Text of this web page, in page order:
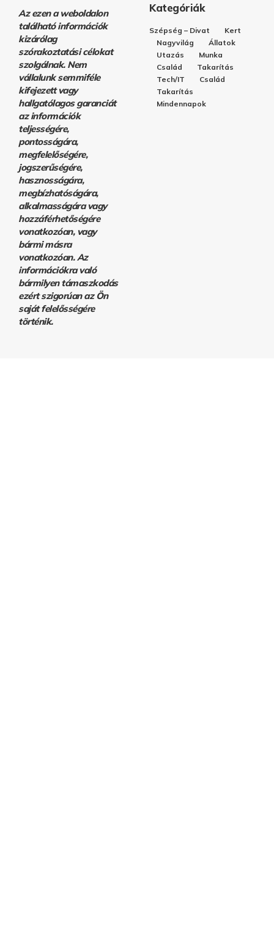
Az ezen a weboldalon
található információk
kizárólag
szórakoztatási célokat
szolgálnak. Nem
vállalunk semmiféle
kifejezett vagy
hallgatólagos garanciát
az információk
teljességére,
pontosságára,
megfelelőségére,
jogszerűségére,
hasznosságára,
megbízhatóságára,
alkalmasságára vagy
hozzáférhetőségére
vonatkozóan, vagy
bármi másra
vonatkozóan. Az
információkra való
bármilyen támaszkodás
ezért szigorúan az Ön
saját felelősségére
történik.
Kategóriák
Szépség – Divat
Kert
Nagyvilág
Állatok
Utazás
Munka
Család
Takarítás
Tech/IT
Család
Takarítás
Mindennapok